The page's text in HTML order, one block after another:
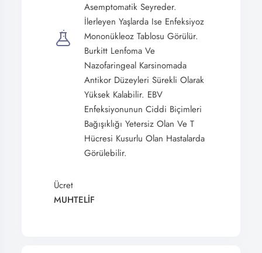
Asemptomatik Seyreder.
İlerleyen Yaşlarda Ise Enfeksiyoz
Mononükleoz Tablosu Görülür.
Burkitt Lenfoma Ve
Nazofaringeal Karsinomada
Antikor Düzeyleri Sürekli Olarak
Yüksek Kalabilir. EBV
Enfeksiyonunun Ciddi Biçimleri
Bağışıklığı Yetersiz Olan Ve T
Hücresi Kusurlu Olan Hastalarda
Görülebilir.
Ücret
MUHTELİF